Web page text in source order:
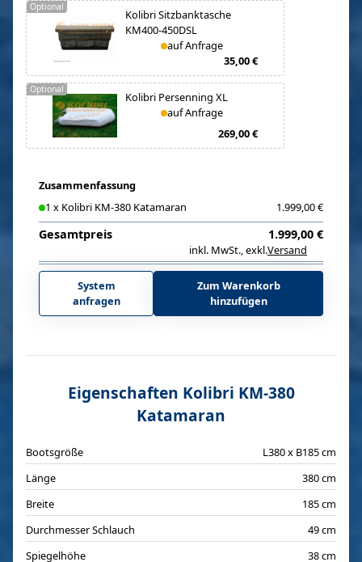
Kolibri Sitzbanktasche
KM400-450DSL
auf Anfrage
35,00 €
Optional
Kolibri Persenning XL
auf Anfrage
269,00 €
Optional
Zusammenfassung
1 x Kolibri KM-380 Katamaran 1.999,00 €
Gesamtpreis
inkl. MwSt.,exkl.Versand
1.999,00 €
System
anfragen
Zum Warenkorb
hinzufügen
Eigenschaften Kolibri KM-380
Katamaran
Bootsgröße
L380 x B185 cm
Länge
380 cm
Breite
185 cm
Durchmesser Schlauch
49 cm
Spiegelhöhe
38 cm